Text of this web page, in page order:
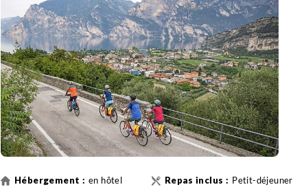
en hôtel Petit-déjeuner